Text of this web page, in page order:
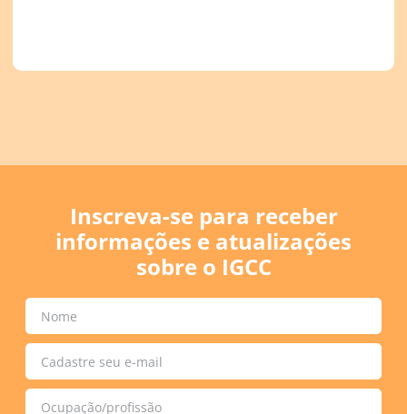
Inscreva-se para receber
informações e atualizações
sobre o IGCC